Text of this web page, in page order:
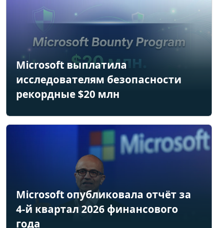
Microsoft выплатила
исследователям безопасности
рекордные $20 млн
Microsoft опубликовала отчёт за
4-й квартал 2026 финансового
года